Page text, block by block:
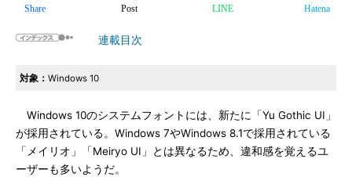
Share Post LINE Hatena
連載目次
対象： Windows 10
Windows 10のシステムフォントには、新たに「Yu Gothic UI」
が採用されている。Windows 7やWindows 8.1で採用されている
「メイリオ」「Meiryo UI」とは異なるため、違和感を覚えるユ
ーザーも多いようだ。